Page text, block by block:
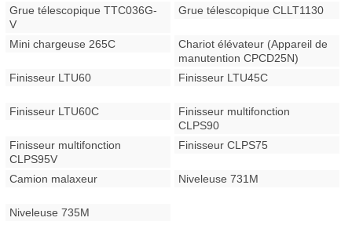
Grue télescopique TTC036G-
V
Grue télescopique CLLT1130
Mini chargeuse 265C
Chariot élévateur (Appareil de
manutention CPCD25N)
Finisseur LTU60
Finisseur LTU45C
Finisseur LTU60C
Finisseur multifonction
CLPS90
Finisseur multifonction
CLPS95V
Finisseur CLPS75
Camion malaxeur Niveleuse 731M
Niveleuse 735M